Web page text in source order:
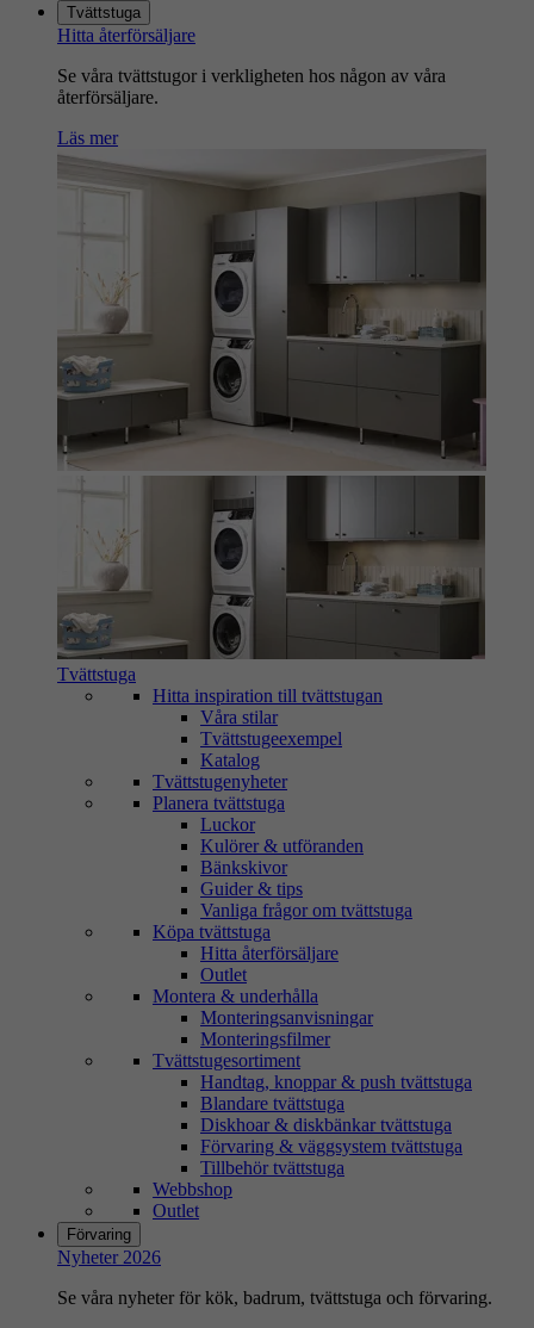
Tvättstuga
Hitta återförsäljare
Se våra tvättstugor i verkligheten hos någon av våra
återförsäljare.
Läs mer
Tvättstuga
Hitta inspiration till tvättstugan
Våra stilar
Tvättstugeexempel
Katalog
Tvättstugenyheter
Planera tvättstuga
Luckor
Kulörer & utföranden
Bänkskivor
Guider & tips
Vanliga frågor om tvättstuga
Köpa tvättstuga
Hitta återförsäljare
Outlet
Montera & underhålla
Monteringsanvisningar
Monteringsfilmer
Tvättstugesortiment
Handtag, knoppar & push tvättstuga
Blandare tvättstuga
Diskhoar & diskbänkar tvättstuga
Förvaring & väggsystem tvättstuga
Tillbehör tvättstuga
Webbshop
Outlet
Förvaring
Nyheter 2026
Se våra nyheter för kök, badrum, tvättstuga och förvaring.